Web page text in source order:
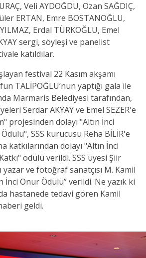
Veli AYDOĞDU, Ozan SAĞDIÇ,
ERTAN, Emre BOSTANOĞLU,
Erdal TÜRKOĞLU, Emel
sergi, söyleşi ve panelist
katıldılar.
festival 22 Kasım akşamı
TALİPOĞLU’nun yaptığı gala ile
Marmaris Belediyesi tarafından,
Serdar AKYAY ve Emel SEZER'e
projesinden dolayı "Altın İnci
SSS kurucusu Reha BİLİR'e
katkılarından dolayı "Altın İnci
ödülü verildi. SSS üyesi Şiir
yazar ve fotoğraf sanatçısı M. Kamil
İnci Onur Ödülü” verildi. Ne yazık ki
hastanede tedavi gören Kamil
geldi.